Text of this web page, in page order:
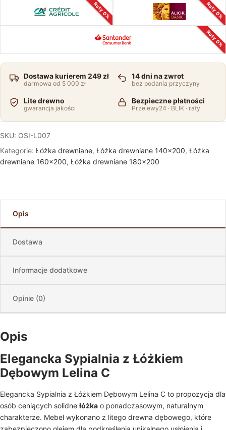
Raty 0%
Raty 0%
Raty 0%
Dostawa kurierem 249 zł
darmowa od 5 000 zł
14 dni na zwrot
bez podania przyczyny
Lite drewno
gwarancja jakości
Bezpieczne płatności
Przelewy24 · BLIK · raty
SKU: OSI-L007
Kategorie: Łóżka drewniane, Łóżka drewniane 140x200, Łóżka
drewniane 160x200, Łóżka drewniane 180x200
Opis
Dostawa
Informacje dodatkowe
Opinie (0)
Opis
Elegancka Sypialnia z Łóżkiem
Dębowym Lelina C
Elegancka Sypialnia z Łóżkiem Dębowym Lelina C to propozycja dla
osób ceniących solidne łóżka o ponadczasowym, naturalnym
charakterze. Mebel wykonano z litego drewna dębowego, które